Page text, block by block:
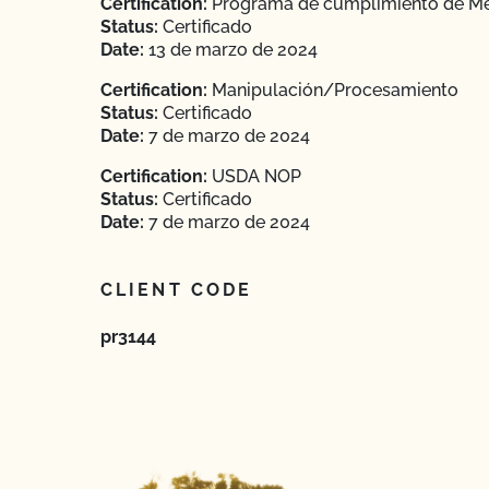
Status: Certificado
Date: 13 de marzo de 2024
Certification: Manipulación/Procesamiento
Status: Certificado
Date: 7 de marzo de 2024
Certification: USDA NOP
Status: Certificado
Date: 7 de marzo de 2024
CLIENT CODE
pr3144